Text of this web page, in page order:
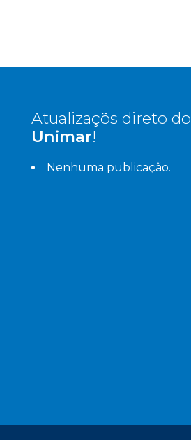
Atualizaçõs direto do
Unimar!
Nenhuma publicação.